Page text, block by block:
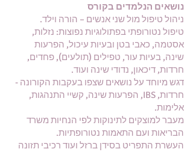
נושאים הנלמדים בקורס
ניהול טיפול מול שני אנשים – הורה וילד.
טיפול נטורופתי בפתולוגיות נפוצות: נזלות,
אסטמה, כאבי בטן ובעיות עיכול, הפרעות
שינה, בעיות עור, טפילים (תולעים), פחדים,
חרדות, דיכאון, נדודי שינה ועוד.
דגש מיוחד על נושאים שצפו בעקבות הקורונה -
חרדות, IBS, הפרעות שינה, קשיי התנהגות,
אלימות.
מעבר למוצקים לתינוקות לפי הנחיות משרד
הבריאות ועם התאמות נטורופתיות.
העשרת התפריט בסידן ברזל ועוד רכיבי תזונה